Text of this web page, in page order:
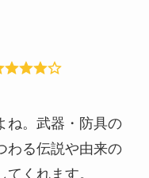
ね。武器・防具の
わる伝説や由来の
くれます。